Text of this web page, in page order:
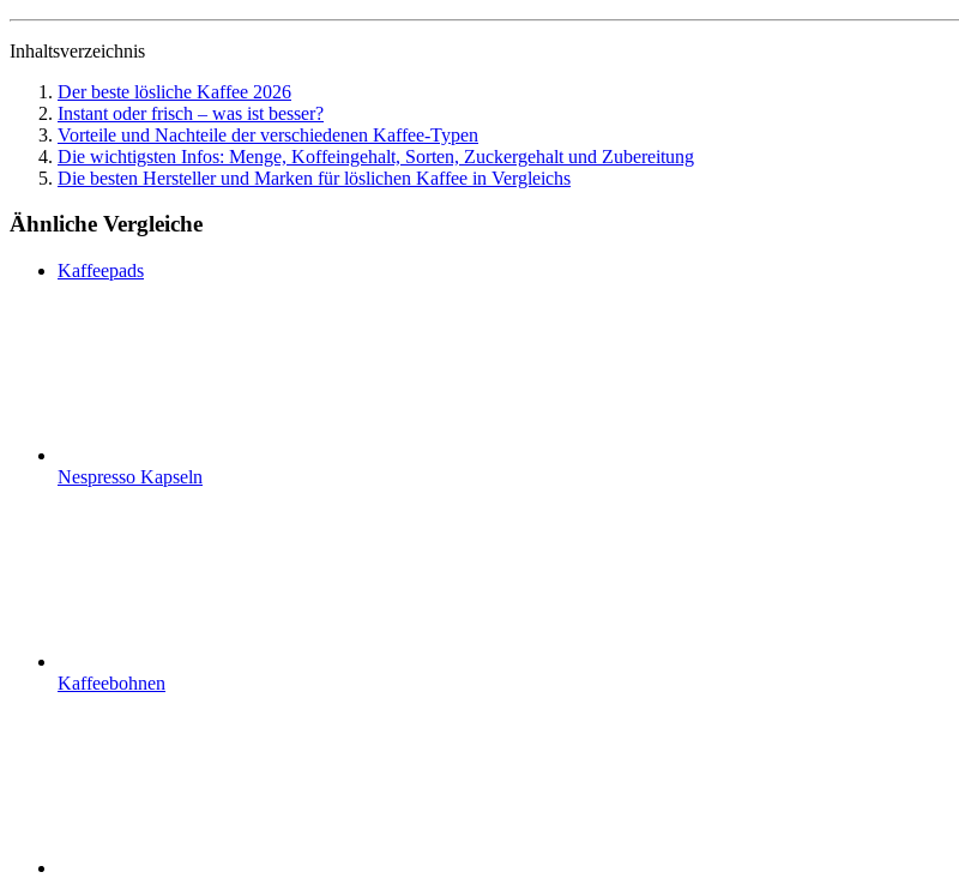
Inhaltsverzeichnis
Der beste lösliche Kaffee 2026
Instant oder frisch – was ist besser?
Vorteile und Nachteile der verschiedenen Kaffee-Typen
Die wichtigsten Infos: Menge, Koffeingehalt, Sorten, Zuckergehalt und Zubereitung
Die besten Hersteller und Marken für löslichen Kaffee in Vergleichs
Ähnliche Vergleiche
Kaffeepads
Nespresso Kapseln
Kaffeebohnen